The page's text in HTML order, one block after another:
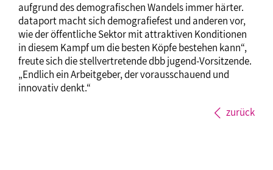
aufgrund des demografischen Wandels immer härter.
dataport macht sich demografiefest und anderen vor,
wie der öffentliche Sektor mit attraktiven Konditionen
in diesem Kampf um die besten Köpfe bestehen kann“,
freute sich die stellvertretende dbb jugend-Vorsitzende.
„Endlich ein Arbeitgeber, der vorausschauend und
innovativ denkt.“
zurück